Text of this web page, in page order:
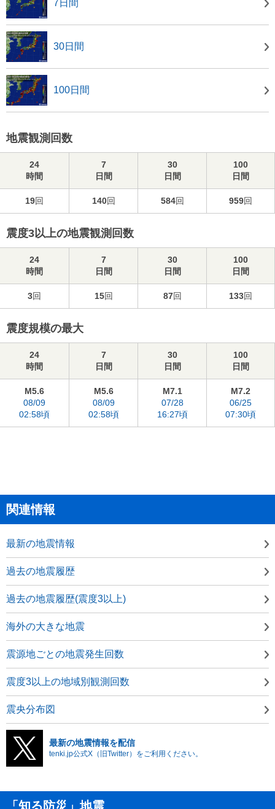
7日間
30日間
100日間
地震観測回数
24
時間
7
日間
30
日間
100
日間
19回 140回 584回 959回
震度3以上の地震観測回数
24
時間
7
日間
30
日間
100
日間
3回 15回 87回 133回
震度規模の最大
24
時間
7
日間
30
日間
100
日間
M5.6
08/09
02:58頃
M5.6
08/09
02:58頃
M7.1
07/28
16:27頃
M7.2
06/25
07:30頃
関連情報
最新の地震情報
過去の地震履歴
過去の地震履歴(震度3以上)
海外の大きな地震
震源地ごとの地震発生回数
震度3以上の地域別観測回数
震央分布図
最新の地震情報を配信
tenki.jp公式X（旧Twitter）をご利用ください。
「知る防災」地震